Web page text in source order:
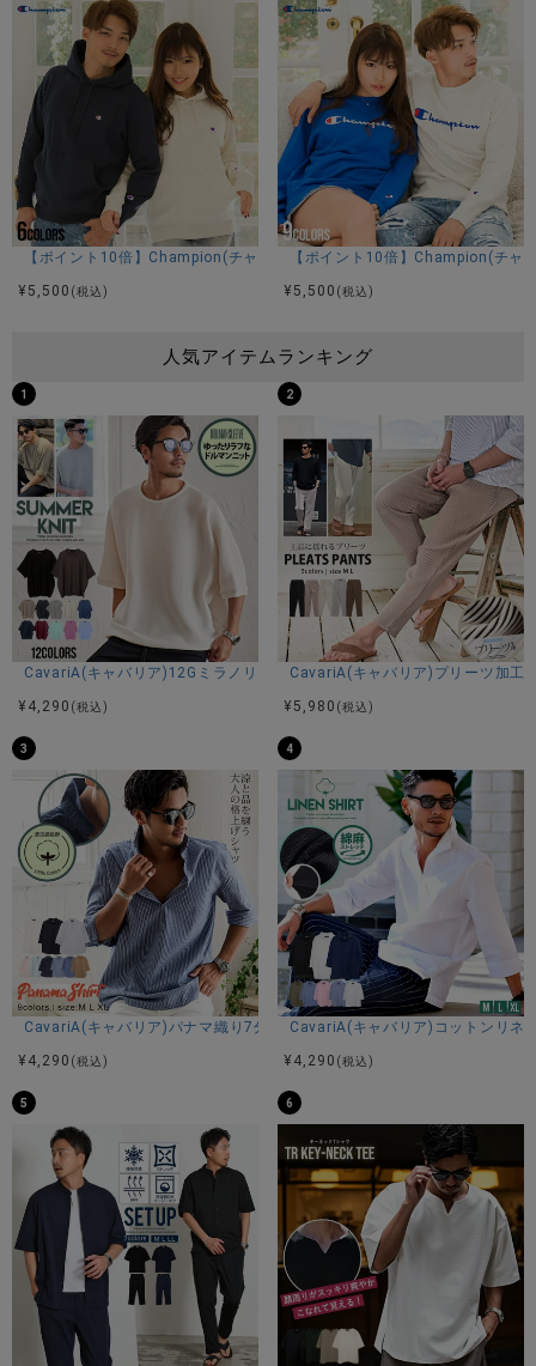
【ポイント10倍】Champion(チャンピオン)Cロゴ刺繍裏毛スウェットプ
¥ 5,500 (税込)
【ポイント10倍】Champion(チャ
¥ 5,500 (税込)
人気アイテムランキング
1
CavariA(キャバリア)12Gミラノリブクルーネックドルマンハーフスリー
¥ 4,290 (税込)
2
CavariA(キャバリア)プリーツ加工
¥ 5,980 (税込)
3
CavariA(キャバリア)パナマ織り7分袖カプリシャツ/全9色
¥ 4,290 (税込)
4
CavariA(キャバリア)コットンリネ
¥ 4,290 (税込)
5 6